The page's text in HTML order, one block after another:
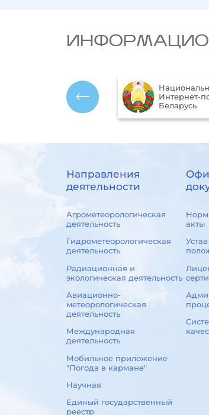
Национальный правовой
Интернет-портал Республики
Направления
деятельности
Агрометеорологическая
деятельность
Гидрометеорологическая
деятельность
Радиационная и
экологическая деятельность
Авиационно-
метеорологическая
деятельность
Международная
деятельность
Мобильное приложение
"Погода в кармане"
Научная
Единый государственный
реестр
акты